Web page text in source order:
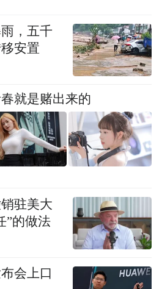
，五千
安置
就是赌出来的
驻美大
”的做法
会上口